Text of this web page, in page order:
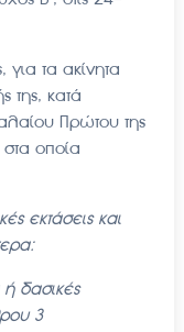
τα ακίνητα
της, κατά
Πρώτου της
οποία
εκτάσεις και
δασικές
3